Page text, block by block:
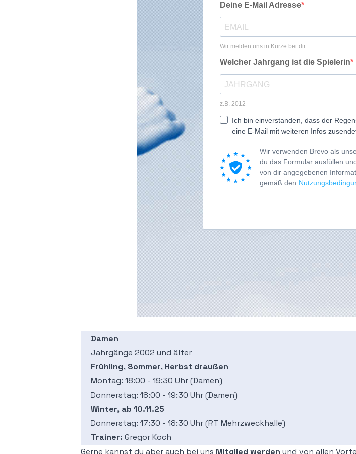
Damen
Jahrgänge 2002 und älter
Frühling, Sommer, Herbst draußen
Montag: 18:00 - 19:30 Uhr (Damen)
Donnerstag: 18:00 - 19:30 Uhr (Damen)
Winter, ab 10.11.25
Donnerstag: 17:30 - 18:30 Uhr (RT Mehrzweckhalle)
Trainer: Gregor Koch
Gerne kannst du aber auch bei uns Mitglied werden und von allen